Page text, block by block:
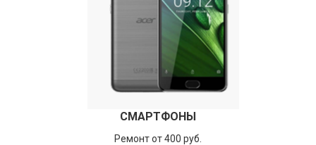
СМАРТФОНЫ
Ремонт от 400 руб.